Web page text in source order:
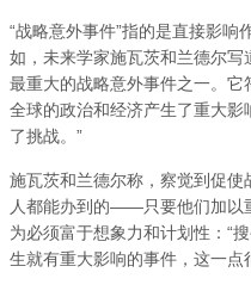
“战略意外事件”指的是直接影响
如，未来学家施瓦茨和兰德尔
最重大的战略意外事件之一。
全球的政治和经济产生了重大
了挑战。”
施瓦茨和兰德尔称，察觉到促
人都能办到的——只要他们加以
为必须富于想象力和计划性：“
生就有重大影响的事件